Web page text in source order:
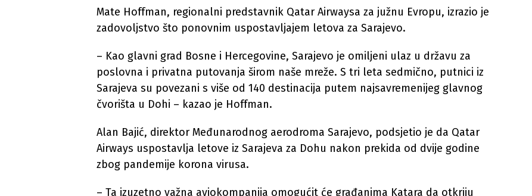
Mate Hoffman, regionalni predstavnik Qatar Airwaysa za južnu Evropu, izrazio je
zadovoljstvo što ponovnim uspostavljajem letova za Sarajevo.
– Kao glavni grad Bosne i Hercegovine, Sarajevo je omiljeni ulaz u državu za
poslovna i privatna putovanja širom naše mreže. S tri leta sedmično, putnici iz
Sarajeva su povezani s više od 140 destinacija putem najsavremenijeg glavnog
čvorišta u Dohi – kazao je Hoffman.
Alan Bajić, direktor Međunarodnog aerodroma Sarajevo, podsjetio je da Qatar
Airways uspostavlja letove iz Sarajeva za Dohu nakon prekida od dvije godine
zbog pandemije korona virusa.
– Ta izuzetno važna aviokompanija omogućit će građanima Katara da otkriju